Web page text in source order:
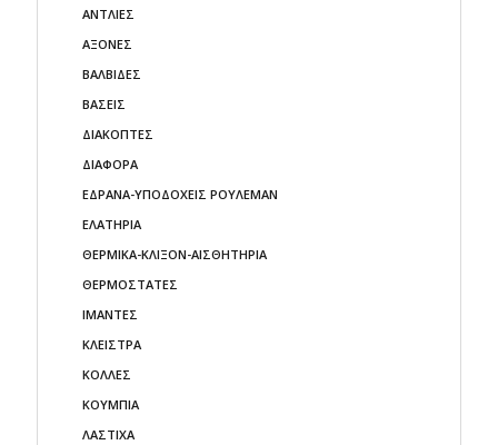
ΑΝΤΛΙΕΣ
ΑΞΟΝΕΣ
ΒΑΛΒΙΔΕΣ
ΒΑΣΕΙΣ
ΔΙΑΚΟΠΤΕΣ
ΔΙΑΦΟΡΑ
ΕΔΡΑΝΑ-ΥΠΟΔΟΧΕΙΣ ΡΟΥΛΕΜΑΝ
ΕΛΑΤΗΡΙΑ
ΘΕΡΜΙΚΑ-ΚΛΙΞΟΝ-ΑΙΣΘΗΤΗΡΙΑ
ΘΕΡΜΟΣΤΑΤΕΣ
ΙΜΑΝΤΕΣ
ΚΛΕΙΣΤΡΑ
ΚΟΛΛΕΣ
ΚΟΥΜΠΙΑ
ΛΑΣΤΙΧΑ